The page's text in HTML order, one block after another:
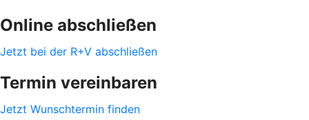
Online abschließen
Jetzt bei der R+V abschließen
Termin vereinbaren
Jetzt Wunschtermin finden